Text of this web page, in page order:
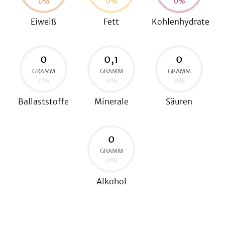
Eiweiß Fett Kohlenhydrate
0
GRAMM
0%
Ballaststoffe
0,1
GRAMM
0%
Minerale
0
GRAMM
0%
Säuren
0
GRAMM
0%
Alkohol